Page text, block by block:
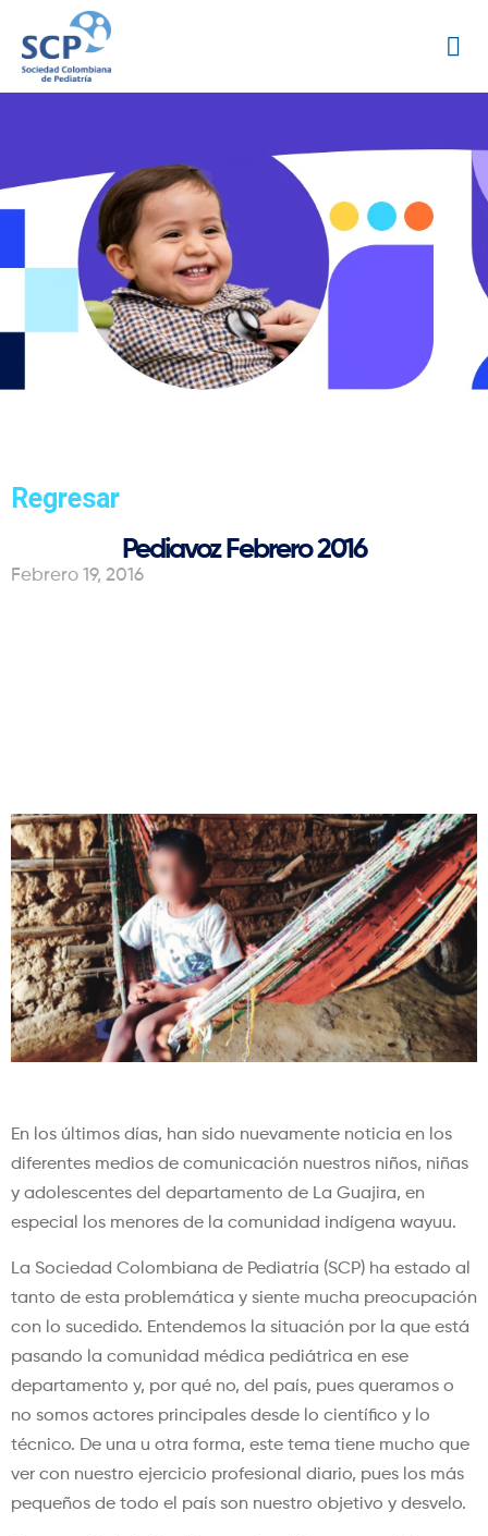
Regresar
Pediavoz Febrero 2016
Febrero 19, 2016
En los últimos días, han sido nuevamente noticia en los
diferentes medios de comunicación nuestros niños, niñas
y adolescentes del departamento de La Guajira, en
especial los menores de la comunidad indígena wayuu.
La Sociedad Colombiana de Pediatría (SCP) ha estado al
tanto de esta problemática y siente mucha preocupación
con lo sucedido. Entendemos la situación por la que está
pasando la comunidad médica pediátrica en ese
departamento y, por qué no, del país, pues queramos o
no somos actores principales desde lo científico y lo
técnico. De una u otra forma, este tema tiene mucho que
ver con nuestro ejercicio profesional diario, pues los más
pequeños de todo el país son nuestro objetivo y desvelo.